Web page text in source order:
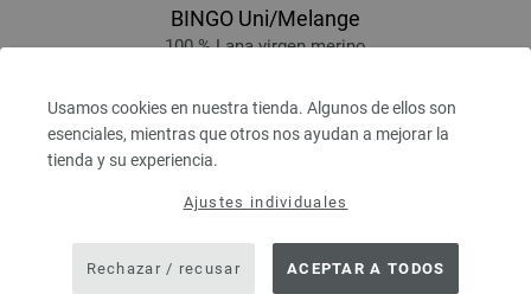
Usamos cookies en nuestra tienda. Algunos de ellos son
esenciales, mientras que otros nos ayudan a mejorar la
tienda y su experiencia.
Ajustes individuales
Rechazar / recusar ACEPTAR A TODOS
BINGO Uni/Melange
100 % Lana virgen merino
Grosor de las agujas: 4,5 - 5,5
RRP:
3,83 $ 5,83 $
IVA no incluido, más gastos de envío, Precio base:
prev next